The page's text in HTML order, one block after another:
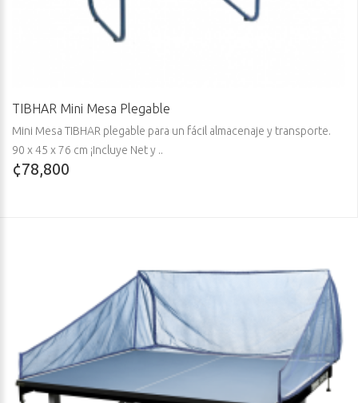
TIBHAR Mini Mesa Plegable
Mini Mesa TIBHAR plegable para un fácil almacenaje y transporte.
90 x 45 x 76 cm ¡Incluye Net y ..
¢78,800